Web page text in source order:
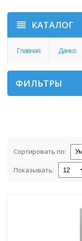
КАТАЛОГ
Главная Данко
ФИЛЬТРЫ
Сортировать по:
Показывать: